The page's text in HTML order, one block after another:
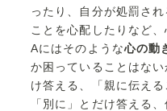
ったり、自分が処罰さ
ことを心配したりなど
Aにはそのような心の動
か困っていることはな
け答える、「親に伝え
「別に」とだけ答える